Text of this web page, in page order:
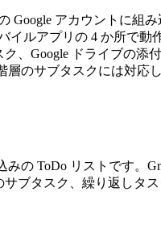
Google アカウントに
バイルアプリの 4 か所で
、Google ドライブの
のサブタスクには対応し
みの ToDo リストです。
ブタスク、繰り返しタ